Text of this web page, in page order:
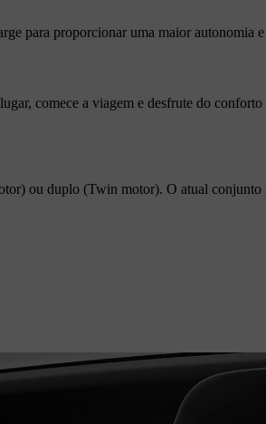
para proporcionar uma maior autonomia
comece a viagem e desfrute do
ou duplo (Twin motor). O atual